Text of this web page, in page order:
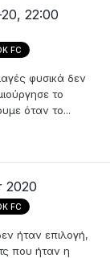
22:00
FC
φυσικά δεν
το
όταν το...
2020
FC
ήταν επιλογή,
που ήταν η